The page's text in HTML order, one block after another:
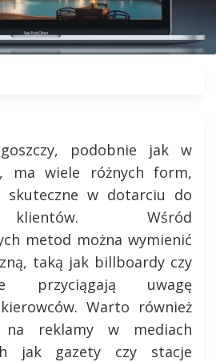
podobnie jak w
ma wiele różnych form,
w dotarciu do
Wśród
metod można wymienić
taką jak billboardy czy
przyciągają uwagę
Warto również
na reklamy w mediach
jak gazety czy stacje